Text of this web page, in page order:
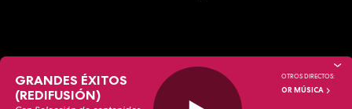
GRANDES ÉXITOS
(REDIFUSIÓN)
OTROS DIRECTOS:
OR MÚSICA